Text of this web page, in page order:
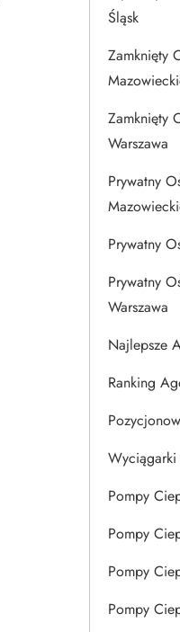
Śląsk
Zamknięty
Zamknięty
Warszawa
Prywatny
Prywatny
Prywatny
Warszawa
Najlepsze
Ranking
Pompy
Pompy
Pompy
Pompy